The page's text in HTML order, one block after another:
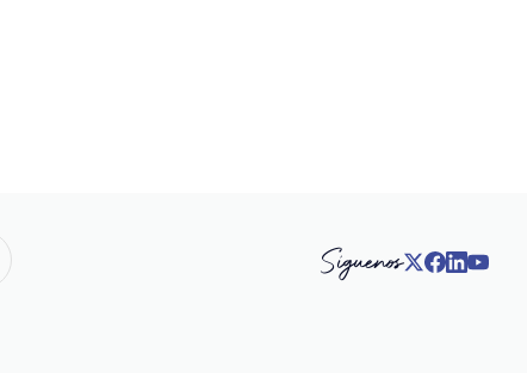
Síguenos